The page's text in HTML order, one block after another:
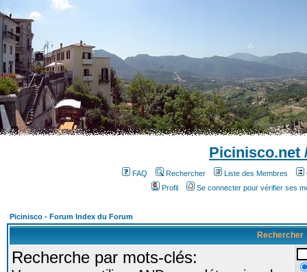
Picinisco.net
FAQ Rechercher Liste des Membres
Profil
Se connecter pour vérifier ses
Picinisco - Forum Index du Forum
Rechercher
Recherche par mots-clés: